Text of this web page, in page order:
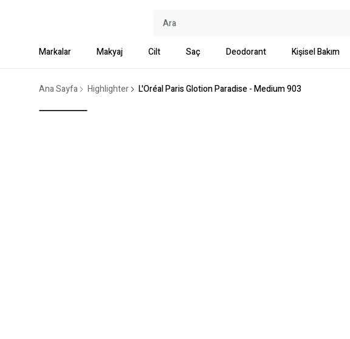
Markalar Makyaj Cilt Saç Deodorant Kişisel Bakım
Ana Sayfa Highlighter L'Oréal Paris Glotion Paradise - Medium 903